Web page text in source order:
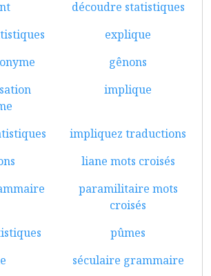
découdre statistiques
explique
gênons
implique
impliquez traductions
liane mots croisés
paramilitaire mots
croisés
pûmes
séculaire grammaire